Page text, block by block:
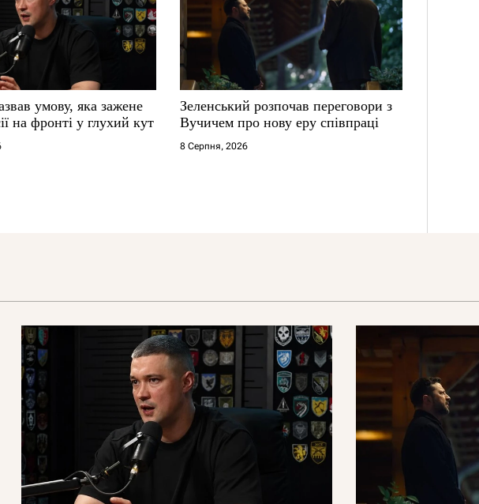
умову, яка зажене
на фронті у глухий кут
Зеленський розпочав переговори з
Вучичем про нову еру співпраці
8 Серпня, 2026